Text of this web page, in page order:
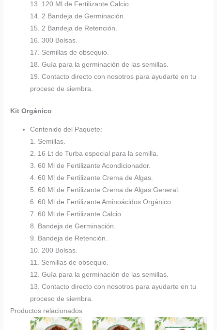
13. 120 Ml de Fertilizante Calcio.
14. 2 Bandeja de Germinación.
15. 2 Bandeja de Retención.
16. 300 Bolsas.
17. Semillas de obsequio.
18. Guía para la germinación de las semillas.
19. Contacto directo con nosotros para ayudarte en tu
proceso de siembra.
Kit Orgánico
Contenido del Paquete:
1. Semillas.
2. 16 Lt de Turba especial para la semilla.
3. 60 Ml de Fertilizante Acondicionador.
4. 60 Ml de Fertilizante Crema de Algas.
5. 60 Ml de Fertilizante Crema de Algas General.
6. 60 Ml de Fertilizante Aminoácidos Orgánico.
7. 60 Ml de Fertilizante Calcio.
8. Bandeja de Germinación.
9. Bandeja de Retención.
10. 200 Bolsas.
11. Semillas de obsequio.
12. Guía para la germinación de las semillas.
13. Contacto directo con nosotros para ayudarte en tu
proceso de siembra.
Productos relacionados